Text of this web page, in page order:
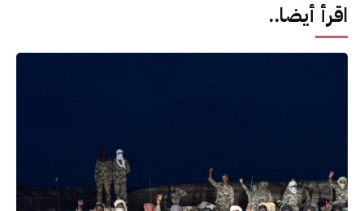
اقرأ أيضا..